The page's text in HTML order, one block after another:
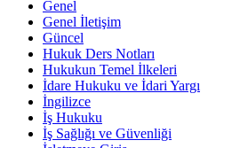
Genel
Genel İletişim
Güncel
Hukuk Ders Notları
Hukukun Temel İlkeleri
İdare Hukuku ve İdari Yargı
İngilizce
İş Hukuku
İş Sağlığı ve Güvenliği